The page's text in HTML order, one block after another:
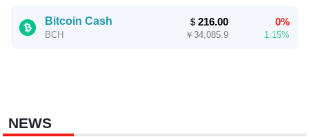
Bitcoin Cash
BCH
＄216.00
￥ 34,085.9
0%
1.15%
NEWS